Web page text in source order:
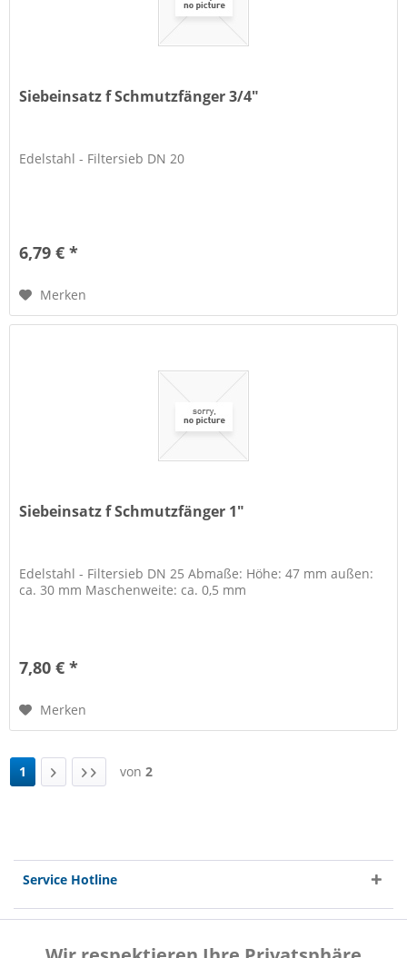
Siebeinsatz f Schmutzfänger 3/4"
Edelstahl - Filtersieb DN 20
6,79 € *
Merken
Siebeinsatz f Schmutzfänger 1"
Edelstahl - Filtersieb DN 25 Abmaße: Höhe: 47 mm außen:
ca. 30 mm Maschenweite: ca. 0,5 mm
7,80 € *
Merken
1 von 2
Service Hotline